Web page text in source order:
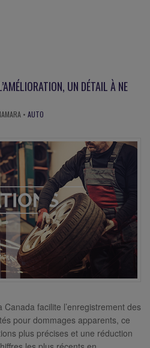
UN DÉTAIL À NE
• AUTO
facilite l’enregistrement des
pour dommages apparents, ce
plus précises et une réduction